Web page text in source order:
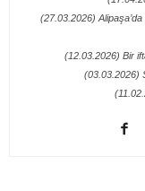
(27.03.2026)
(12.03.2026) Bir
(03.03.2026)